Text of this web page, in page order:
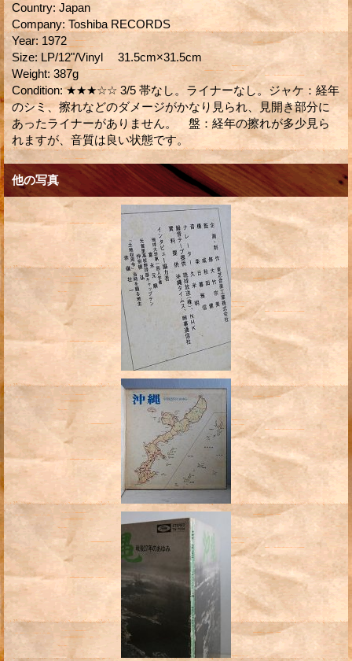
Country: Japan
Company: Toshiba RECORDS
Year: 1972
Size: LP/12"/Vinyl 31.5cm×31.5cm
Weight: 387g
Condition: ★★★☆☆ 3/5 帯なし。ライナーなし。ジャケ：経年
のシミ、擦れなどのダメージがかなり見られ、見開き部分に
あったライナーがありません。 盤：経年の擦れが多少見ら
れますが、音質は良い状態です。
他の写真